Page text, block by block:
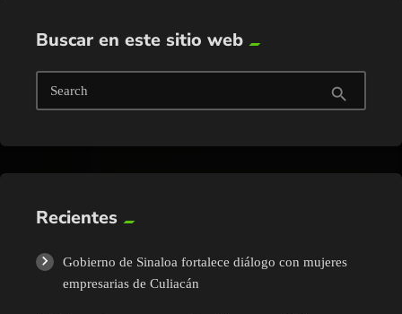
Buscar en este sitio web
Search search
Recientes
Gobierno de Sinaloa fortalece diálogo con mujeres
empresarias de Culiacán